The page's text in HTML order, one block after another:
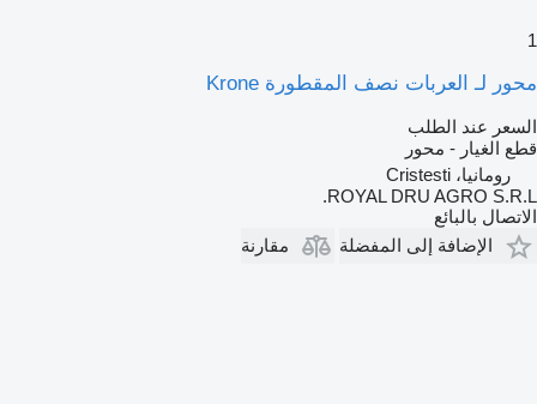
1
محور لـ العربات نصف المقطورة Krone
السعر عند الطلب
قطع الغيار - محور
رومانيا، Cristesti
ROYAL DRU AGRO S.R.L.
الاتصال بالبائع
الإضافة إلى المفضلة
مقارنة